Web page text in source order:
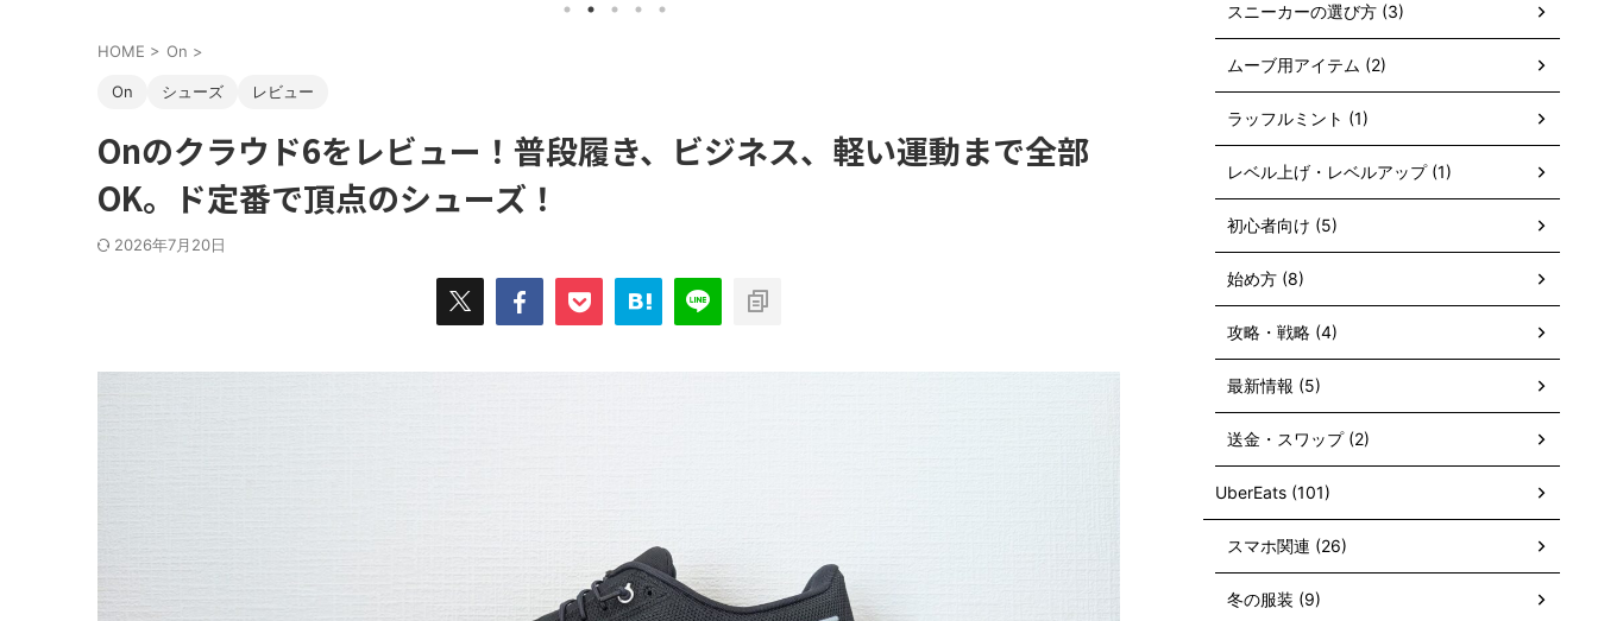
題を解決してくれた消臭アイテムを紹介しよ
すめの消臭グッズ７選！ 自分の足の臭さがメガ
必須アイテムは快適性と体調に影響する！ とい
うことで、ここ3年でウォーキングを毎日続け
てみた経験から、快適に歩けて体調を崩さない
ことを意識した装備を選ぶポイントをまとめよ
う。 なお、ウォーキングの服装は吸水・速乾性
動ネーム「む
んだ。 しかし
物は貯蓄を削
ある。 という
良かったモノ
HOME > On >
On シューズ レビュー
Onのクラウド6をレビュー！普段履き、ビジネス、軽い運動まで全部
OK。ド定番で頂点のシューズ！
2026年7月20日
スニーカーの選び方 (3)
ムーブ用アイテム (2)
ラッフルミント (1)
レベル上げ・レベルアップ (1)
初心者向け (5)
始め方 (8)
攻略・戦略 (4)
最新情報 (5)
送金・スワップ (2)
UberEats (101)
スマホ関連 (26)
冬の服装 (9)